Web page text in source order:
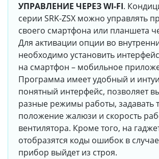
УПРАВЛЕНИЕ ЧЕРЕЗ WI-FI.
серии SRK-ZSX можно управлять
своего смартфона или планшета
Для активации опции во
необходимо установить
на смартфон – мобильное
Программа имеет удобный и
понятный интерфейс, позволяет
разные режимы работы, задавать
положение жалюзи и скорость
вентилятора. Кроме того, на
отобразятся коды ошибок в
прибор выйдет из строя.